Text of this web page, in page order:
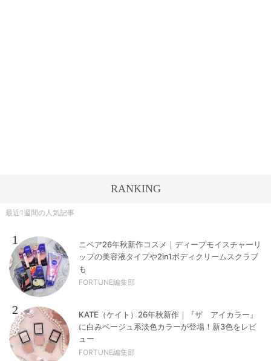
RANKING
最近1週間の人気記事
1
ニベア26年秋新作コスメ｜ディープモイスチャーリ
ップの美容液タイプや2in1ボディクリームスクラブ
も
FORTUNE編集部
2
KATE（ケイト）26年秋新作｜『ザ アイカラー』
に白みベージュ系淡色カラーが登場！新3色をレビ
ュー
FORTUNE編集部